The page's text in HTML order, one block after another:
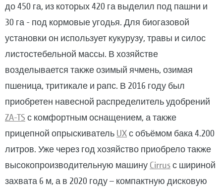
до 450 га, из которых 420 га выделил под пашни и
30 га - под кормовые угодья. Для биогазовой
установки он использует кукурузу, травы и силос
листостебельной массы. В хозяйстве
возделывается также озимый ячмень, озимая
пшеница, тритикале и рапс. В 2016 году был
приобретен навесной распределитель удобрений
ZA-TS с комфортным оснащением, а также
прицепной опрыскиватель UXс объёмом бака 4.200
литров. Уже через год хозяйство приобрело также
высокопроизводительную машину Cirrusс шириной
захвата 6 м, а в 2020 году – компактную дисковую